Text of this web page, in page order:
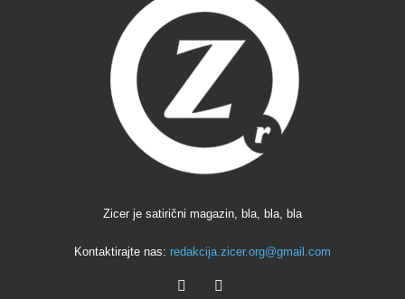
Zicer je satirični magazin, bla, bla, bla
Kontaktirajte nas: redakcija.zicer.org@gmail.com